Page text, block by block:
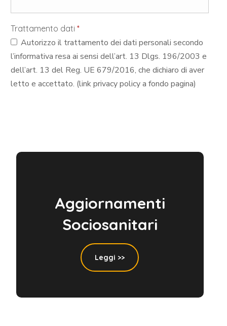
Trattamento dati*
Autorizzo il trattamento dei dati personali secondo
l’informativa resa ai sensi dell’art. 13 Dlgs. 196/2003 e
dell’art. 13 del Reg. UE 679/2016, che dichiaro di aver
letto e accettato. (link privacy policy a fondo pagina)
Aggiornamenti
Sociosanitari
Leggi >>